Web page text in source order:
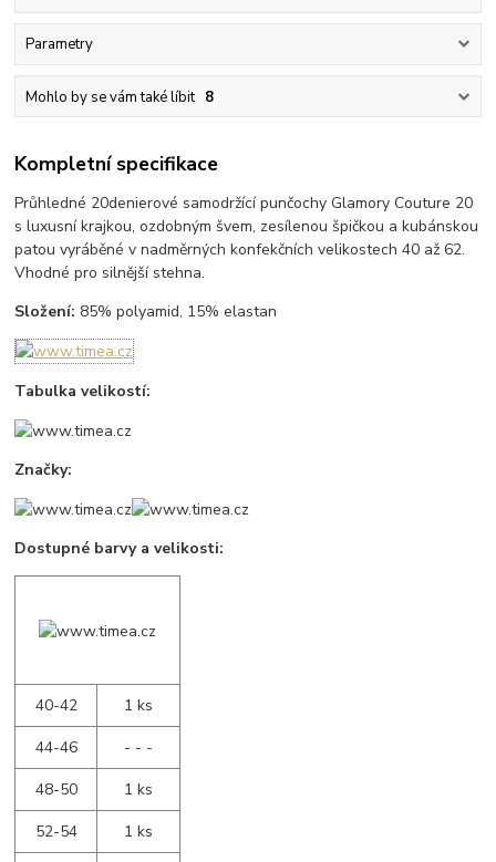
Parametry
Mohlo by se vám také líbit 8
Kompletní specifikace
Průhledné 20denierové samodržící punčochy Glamory Couture 20
s luxusní krajkou, ozdobným švem, zesílenou špičkou a kubánskou
patou vyráběné v nadměrných konfekčních velikostech 40 až 62.
Vhodné pro silnější stehna.
Složení: 85% polyamid, 15% elastan
Tabulka velikostí:
Značky:
Dostupné barvy a velikosti:
40-42
1 ks
44-46
- - -
48-50
1 ks
52-54
1 ks